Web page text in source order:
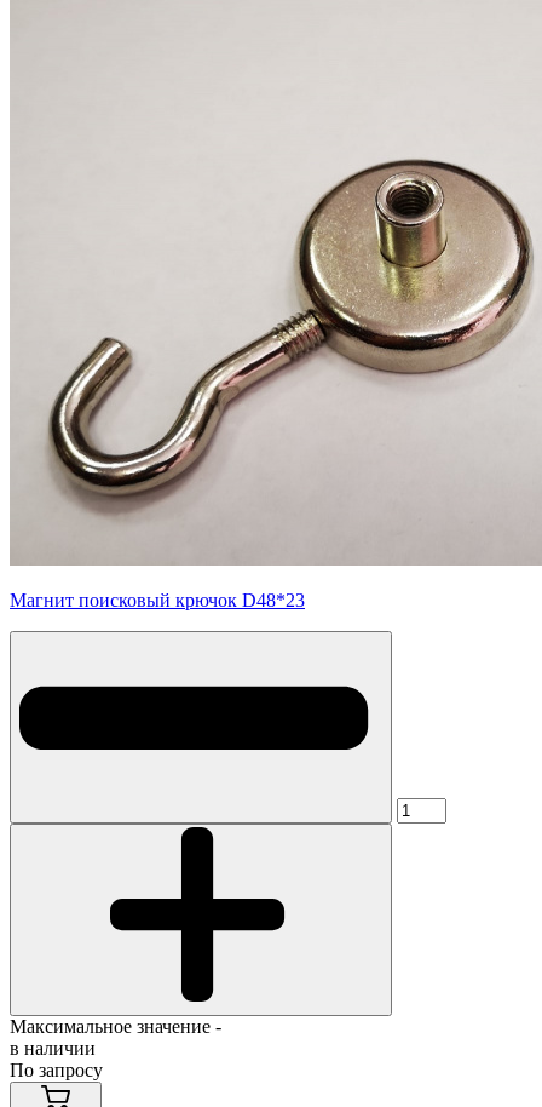
Магнит поисковый крючок D48*23
Максимальное значение -
в наличии
По запросу